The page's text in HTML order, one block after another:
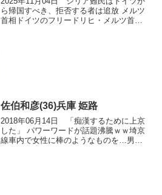
ら帰国すべき、拒否する者は追放 メルツ
首相ドイツのフリードリヒ・メルツ首相
佐伯和彦(36)兵庫 姫路
2018年06月14日 「痴漢するために上京
した」 パワーワードが話題沸騰ｗｗ埼京
線車内で女性に棒のようなものを…男は